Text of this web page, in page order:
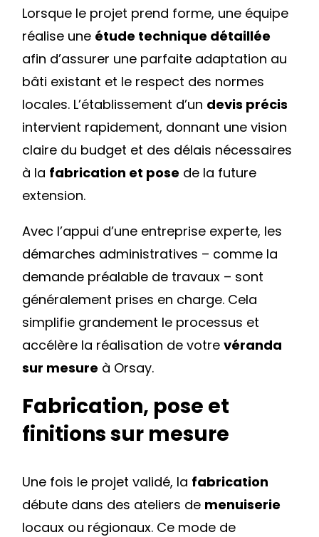
Lorsque le projet prend forme, une équipe
réalise une étude technique détaillée
afin d’assurer une parfaite adaptation au
bâti existant et le respect des normes
locales. L’établissement d’un devis précis
intervient rapidement, donnant une vision
claire du budget et des délais nécessaires
à la fabrication et pose de la future
extension.
Avec l’appui d’une entreprise experte, les
démarches administratives – comme la
demande préalable de travaux – sont
généralement prises en charge. Cela
simplifie grandement le processus et
accélère la réalisation de votre véranda
sur mesure à Orsay.
Fabrication, pose et
finitions sur mesure
Une fois le projet validé, la fabrication
débute dans des ateliers de menuiserie
locaux ou régionaux. Ce mode de